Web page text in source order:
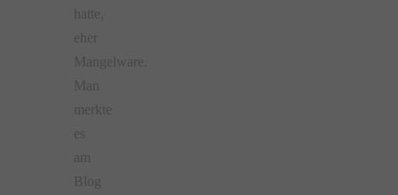
hatte,
eher
Mangelware.
Man
merkte
es
am
Blog